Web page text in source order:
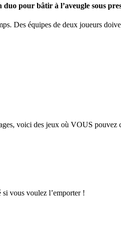
pour bâtir à l’aveugle sous
Des équipes de deux joueurs
voici des jeux où VOUS pouvez
si vous voulez l’emporter !